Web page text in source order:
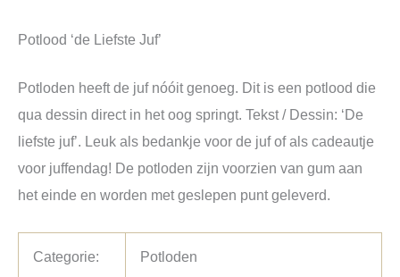
Potlood ‘de Liefste Juf’
Potloden heeft de juf nóóit genoeg. Dit is een potlood die
qua dessin direct in het oog springt. Tekst / Dessin: ‘De
liefste juf’. Leuk als bedankje voor de juf of als cadeautje
voor juffendag! De potloden zijn voorzien van gum aan
het einde en worden met geslepen punt geleverd.
Categorie: Potloden